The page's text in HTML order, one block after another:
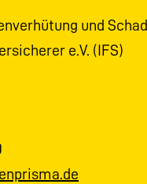
und
e.V. (IFS)